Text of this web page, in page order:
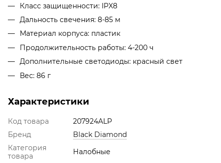
Класс защищенности: IPX8
Дальность свечения: 8-85 м
Материал корпуса: пластик
Продолжительность работы: 4-200 ч
Дополнительные светодиоды: красный свет
Вес: 86 г
Характеристики
Код товара
207924ALP
Бренд
Black Diamond
Категория
товара
Налобные